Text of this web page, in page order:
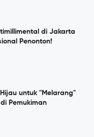
di Jakarta
Penonton!
untuk "Melarang"
Pemukiman